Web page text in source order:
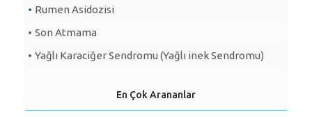
Rumen Asidozisi
Son Atmama
Yağlı Karaciğer Sendromu (Yağlı inek Sendromu)
En Çok Arananlar